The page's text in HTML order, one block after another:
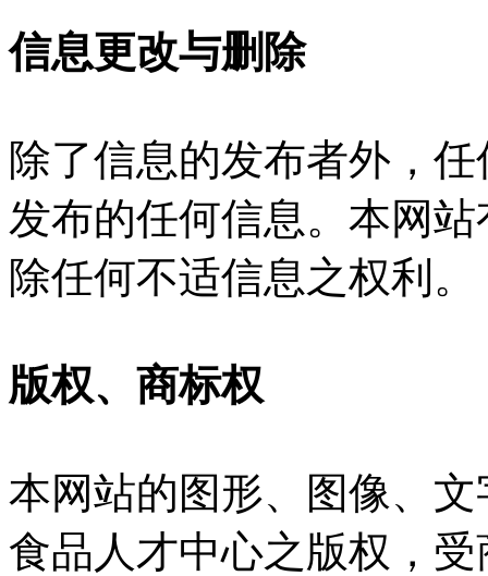
信息更改与删除
除了信息的发布者外，
发布的任何信息。本网
除任何不适信息之权利。
版权、商标权
本网站的图形、图像、
食品人才中心之版权，